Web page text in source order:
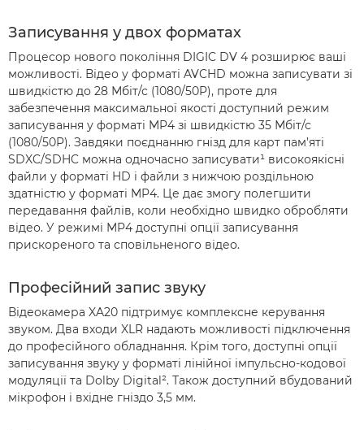
Записування у двох форматах
Процесор нового покоління DIGIC DV 4 розширює ваші
можливості. Відео у форматі AVCHD можна записувати зі
швидкістю до 28 Мбіт/с (1080/50P), проте для
забезпечення максимальної якості доступний режим
записування у форматі MP4 зі швидкістю 35 Мбіт/с
(1080/50P). Завдяки поєднанню гнізд для карт пам’яті
SDXC/SDHC можна одночасно записувати¹ високоякісні
файли у форматі HD і файли з нижчою роздільною
здатністю у форматі MP4. Це дає змогу полегшити
передавання файлів, коли необхідно швидко обробляти
відео. У режимі MP4 доступні опції записування
прискореного та сповільненого відео.
Професійний запис звуку
Відеокамера XA20 підтримує комплексне керування
звуком. Два входи XLR надають можливості підключення
до професійного обладнання. Крім того, доступні опції
записування звуку у форматі лінійної імпульсно-кодової
модуляції та Dolby Digital². Також доступний вбудований
мікрофон і вхідне гніздо 3,5 мм.